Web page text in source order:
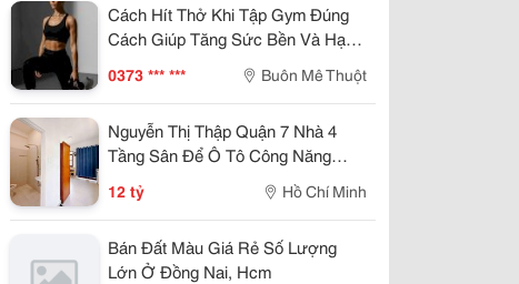
Cách Hít Thở Khi Tập Gym Đúng
Cách Giúp Tăng Sức Bền Và Hạn
0373 *** *** Buôn Mê Thuột
Nguyễn Thị Thập Quận 7 Nhà 4
Tầng Sân Để Ô Tô Công Năng
12 tỷ Hồ Chí Minh
Bán Đất Màu Giá Rẻ Số Lượng
Lớn Ở Đồng Nai, Hcm